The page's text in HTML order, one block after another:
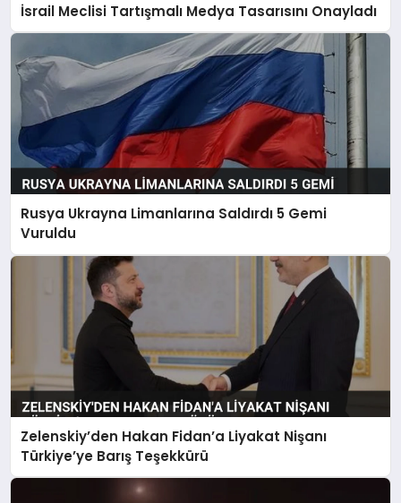
İsrail Meclisi Tartışmalı Medya Tasarısını Onayladı
Rusya Ukrayna Limanlarına Saldırdı 5 Gemi
Vuruldu
Zelenskiy’den Hakan Fidan’a Liyakat Nişanı
Türkiye’ye Barış Teşekkürü